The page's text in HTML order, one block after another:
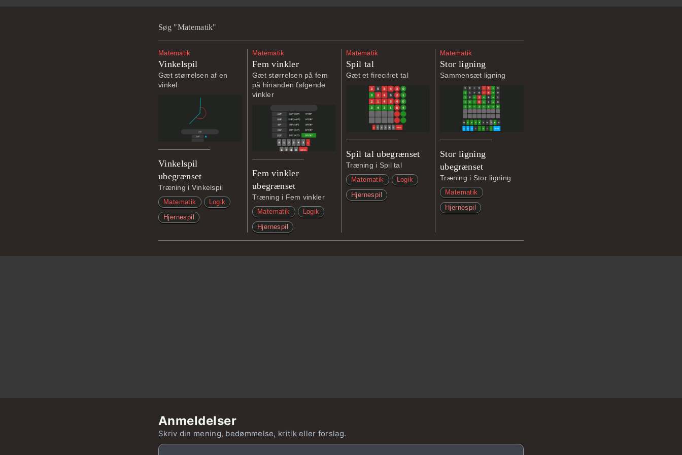
Søg "Matematik"
Matematik
Vinkelspil
Gæt størrelsen af en
vinkel
Vinkelspil
ubegrænset
Træning i Vinkelspil
Matematik
Logik
Hjernespil
Matematik
Fem vinkler
Gæt størrelsen på fem
på hinanden følgende
vinkler
Fem vinkler
ubegrænset
Træning i Fem vinkler
Matematik
Logik
Hjernespil
Matematik
Spil tal
Gæt et firecifret tal
Spil tal ubegrænset
Træning i Spil tal
Matematik
Logik
Hjernespil
Matematik
Stor ligning
Sammensæt ligning
Stor ligning
ubegrænset
Træning i Stor ligning
Matematik
Hjernespil
Anmeldelser
Skriv din mening, bedømmelse, kritik eller forslag.